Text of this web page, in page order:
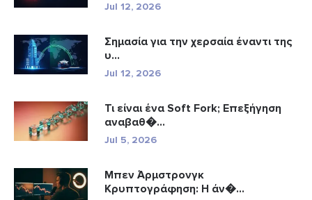
Jul 12, 2026
Σημασία για την χερσαία έναντι της
υ...
Jul 12, 2026
Τι είναι ένα Soft Fork; Επεξήγηση
αναβαθ�...
Jul 5, 2026
Μπεν Άρμστρονγκ
Κρυπτογράφηση: Η άν�...